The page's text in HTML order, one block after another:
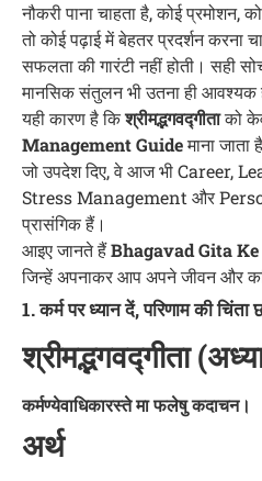
नौकरी पाना चाहता है, कोई प्रमोशन,
तो कोई पढ़ाई में बेहतर प्रदर्शन
सफलता की गारंटी नहीं होती। सही
मानसिक संतुलन भी उतना ही आवश्यक
यही कारण है किश्रीमद्भगवद्गीताको
Management Guideमाना
जो उपदेश दिए, वे आज भी Career,
Stress Management और
प्रासंगिक हैं।
आइए जानते हैंBhagavad Gita
जिन्हें अपनाकर आप अपने जीवन और
1. कर्म पर ध्यान दें, परिणाम की चिंता
श्रीमद्भगवद्गीता
कर्मण्येवाधिकारस्ते मा फलेषु कदाचन।
अर्थ